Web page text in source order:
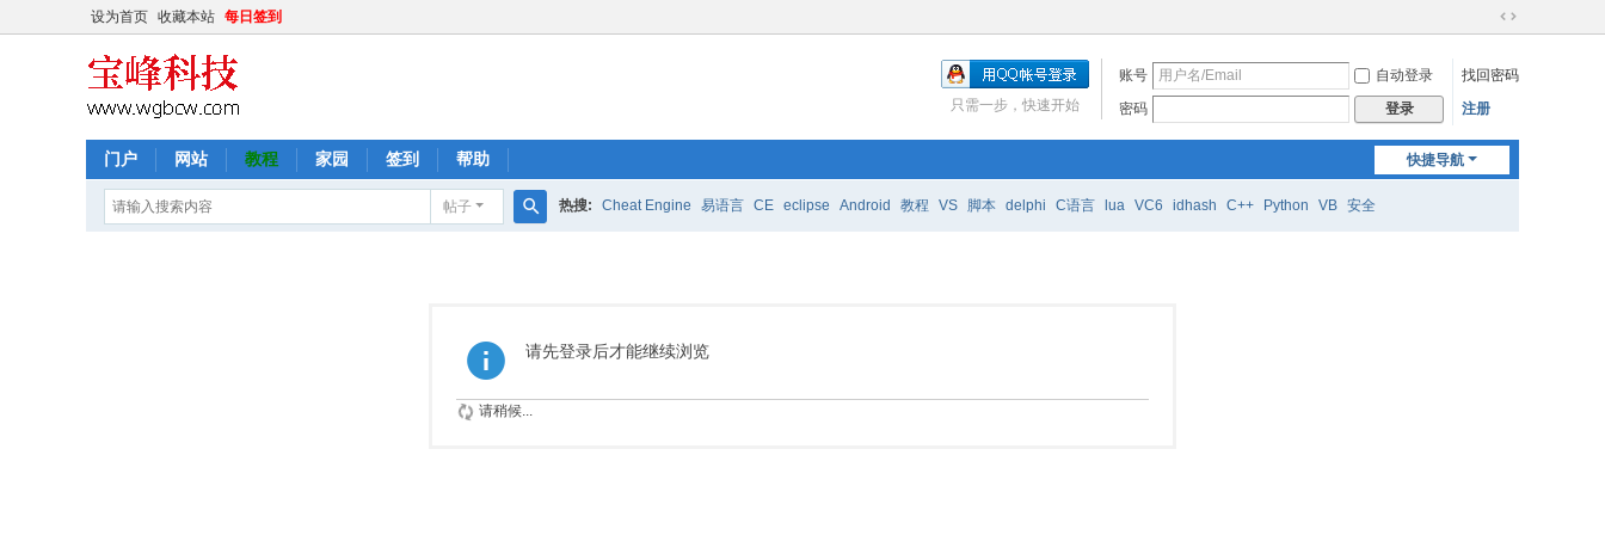
设为首页 收藏本站 每日签到
切
到
账号 自动登录
找回密码
密码
登录 注册
只需一步，快速开始
快捷导航
门户 网站 教程 家园 签到 帮助
帖子 热搜: Cheat Engine 易语言 CE eclipse Android 教程 VS 脚本 delphi C语言 lua VC6 idhash C++ Python VB 安全
请先登录后才能继续浏览
请稍候...